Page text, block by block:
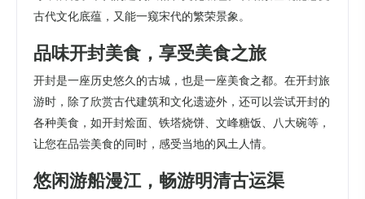
古代文化底蕴，又能一窥宋代的繁荣景象。
品味开封美食，享受美食之旅
开封是一座历史悠久的古城，也是一座美食之都。在开封旅
游时，除了欣赏古代建筑和文化遗迹外，还可以尝试开封的
各种美食，如开封烩面、铁塔烧饼、文峰糖饭、八大碗等，
让您在品尝美食的同时，感受当地的风土人情。
悠闲游船漫江，畅游明清古运渠